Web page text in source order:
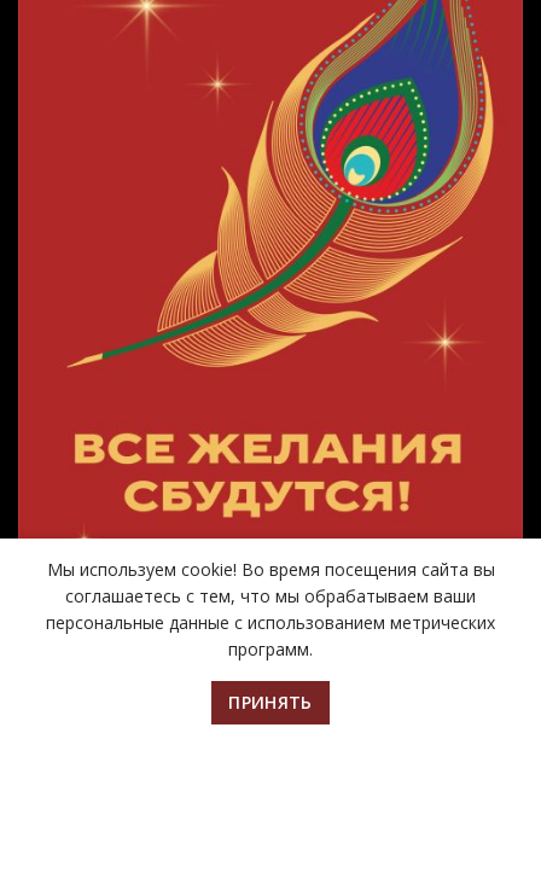
Чтобы оценить работу организации,
Билеты Афиша
Мы используем cookie! Во время посещения сайта вы
соглашаетесь с тем, что мы обрабатываем ваши
персональные данные с использованием метрических
программ.
ПРИНЯТЬ